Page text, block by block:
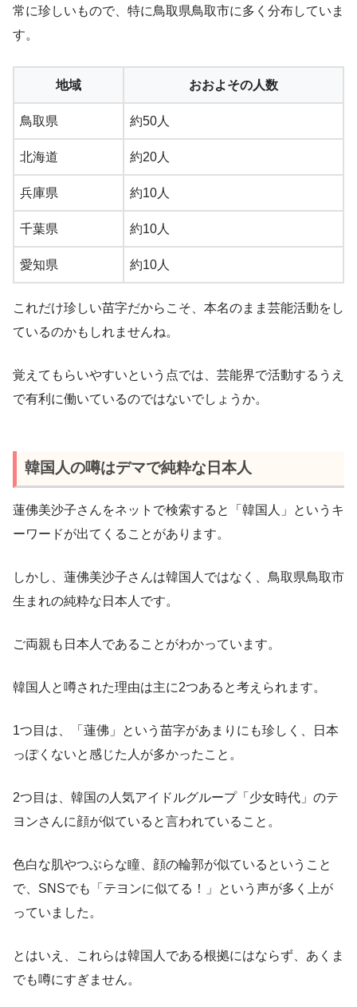
常に珍しいもので、特に鳥取県鳥取市に多く分布していま
す。
地域 おおよその人数
鳥取県 約50人
北海道 約20人
兵庫県 約10人
千葉県 約10人
愛知県 約10人
これだけ珍しい苗字だからこそ、本名のまま芸能活動をし
ているのかもしれませんね。
覚えてもらいやすいという点では、芸能界で活動するうえ
で有利に働いているのではないでしょうか。
韓国人の噂はデマで純粋な日本人
蓮佛美沙子さんをネットで検索すると「韓国人」というキ
ーワードが出てくることがあります。
しかし、蓮佛美沙子さんは韓国人ではなく、鳥取県鳥取市
生まれの純粋な日本人です。
ご両親も日本人であることがわかっています。
韓国人と噂された理由は主に2つあると考えられます。
1つ目は、「蓮佛」という苗字があまりにも珍しく、日本
っぽくないと感じた人が多かったこと。
2つ目は、韓国の人気アイドルグループ「少女時代」のテ
ヨンさんに顔が似ていると言われていること。
色白な肌やつぶらな瞳、顔の輪郭が似ているということ
で、SNSでも「テヨンに似てる！」という声が多く上が
っていました。
とはいえ、これらは韓国人である根拠にはならず、あくま
でも噂にすぎません。